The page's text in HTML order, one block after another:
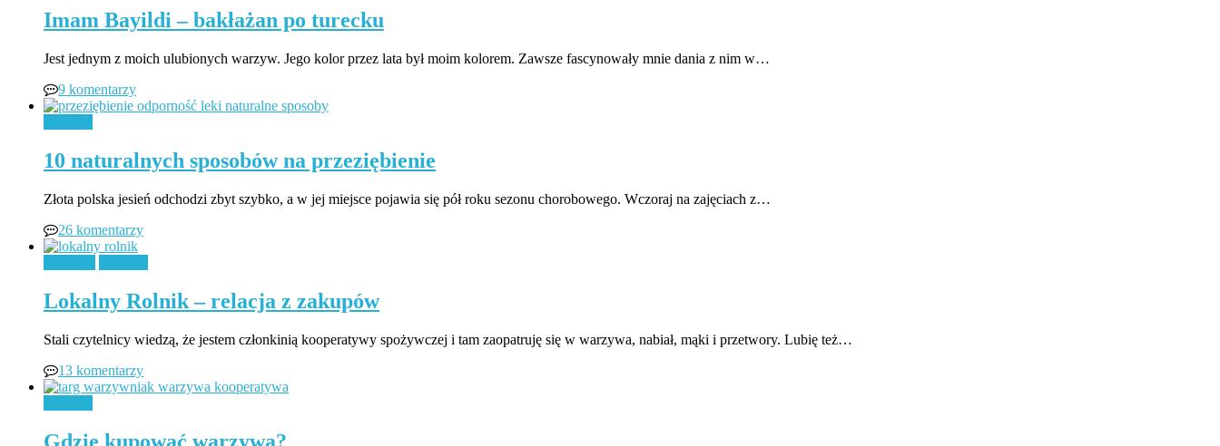
Imam Bayildi – bakłażan po turecku
Jest jednym z moich ulubionych warzyw. Jego kolor przez lata był moim kolorem. Zawsze fascynowały mnie dania z nim w…
9 komentarzy
10 naturalnych sposobów na przeziębienie
Złota polska jesień odchodzi zbyt szybko, a w jej miejsce pojawia się pół roku sezonu chorobowego. Wczoraj na zajęciach z…
26 komentarzy
Lokalny Rolnik – relacja z zakupów
Stali czytelnicy wiedzą, że jestem członkinią kooperatywy spożywczej i tam zaopatruję się w warzywa, nabiał, mąki i przetwory. Lubię też…
13 komentarzy